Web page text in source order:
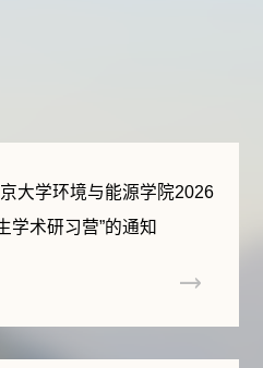
大学环境与能源学院2026
学术研习营”的通知